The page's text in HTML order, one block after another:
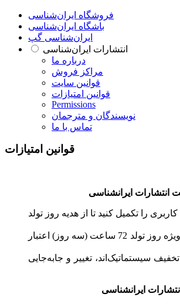
فروشگاه ایران‌شناسی
باشگاه ایران‌شناسی
ایران‌شناسی گپ
انتشارات ایران‌شناسی
درباره ما
مراکز فروش
قوانین سایت
قوانین امتیازات
Permissions
نویسندگان و مترجمان
تماس با ما
قوانین امتیازات
انتشارات ایرانشناسی
را تکمیل کنید تا از هدیه روز تولد
کد تخفیف ۲۰درصد، ویژه روز تولد 72 ساعت (سه روز) اعتبار
سیستماتیک‌اند، تغییر و جابه‌جایی
ایرانشناسی